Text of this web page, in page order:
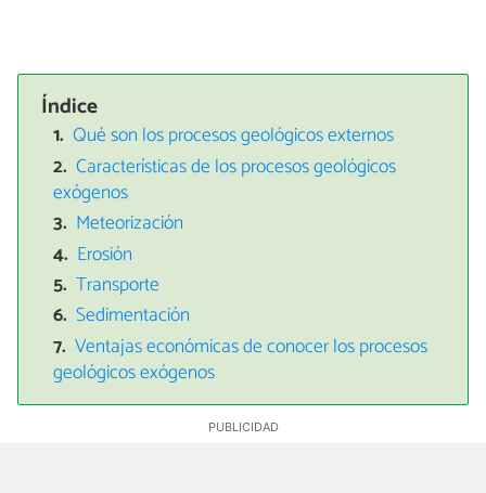
Índice
Qué son los procesos geológicos externos
Características de los procesos geológicos
exógenos
Meteorización
Erosión
Transporte
Sedimentación
Ventajas económicas de conocer los procesos
geológicos exógenos